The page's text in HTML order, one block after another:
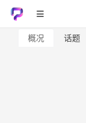
概况 话题